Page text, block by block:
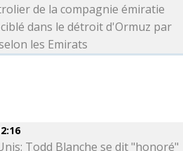
de la compagnie émiratie
dans le détroit d'Ormuz par
les Emirats
Todd Blanche se dit "honoré"